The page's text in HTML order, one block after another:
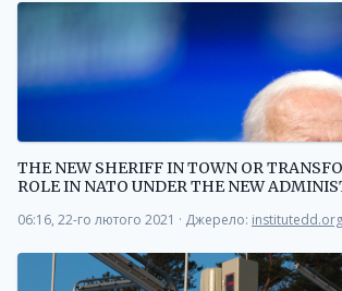
THE NEW SHERIFF IN TOWN OR
ROLE IN NATO UNDER THE NEW
06:16, 22-го лютого 2021 · Джерело: institutedd.org